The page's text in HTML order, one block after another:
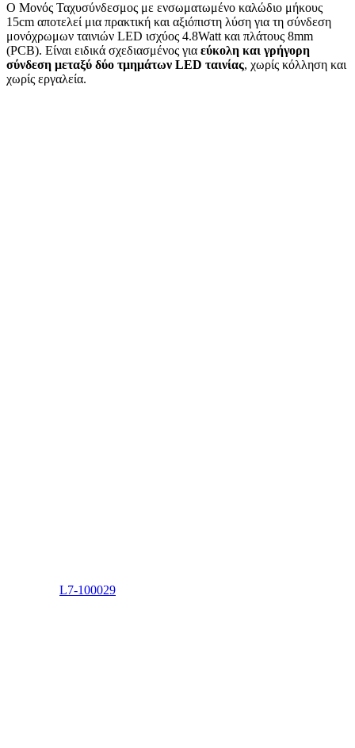
Ο Μονός Ταχυσύνδεσμος με ενσωματωμένο καλώδιο μήκους
15cm αποτελεί μια πρακτική και αξιόπιστη λύση για τη σύνδεση
μονόχρωμων ταινιών LED ισχύος 4.8Watt και πλάτους 8mm
(PCB). Είναι ειδικά σχεδιασμένος για εύκολη και γρήγορη
σύνδεση μεταξύ δύο τμημάτων LED ταινίας, χωρίς κόλληση και
χωρίς εργαλεία.
L7-100029